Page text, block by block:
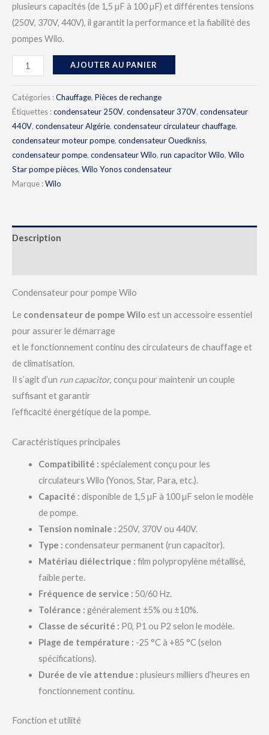
plusieurs capacités (de 1,5 µF à 100 µF) et différentes tensions
(250V, 370V, 440V), il garantit la performance et la fiabilité des
pompes Wilo.
AJOUTER AU PANIER
Catégories :Chauffage, Pièces de rechange
Étiquettes :condensateur 250V, condensateur 370V, condensateur
440V, condensateur Algérie, condensateur circulateur chauffage,
condensateur moteur pompe, condensateur Ouedkniss,
condensateur pompe, condensateur Wilo, run capacitor Wilo, Wilo
Star pompe pièces, Wilo Yonos condensateur
Marque :Wilo
Description
Condensateur pour pompe Wilo
Le condensateur de pompe Wilo est un accessoire essentiel
pour assurer le démarrage
et le fonctionnement continu des circulateurs de chauffage et
de climatisation.
Il s’agit d’un run capacitor, conçu pour maintenir un couple
suffisant et garantir
l’efficacité énergétique de la pompe.
Caractéristiques principales
Compatibilité : spécialement conçu pour les
circulateurs Wilo (Yonos, Star, Para, etc.).
Capacité : disponible de 1,5 µF à 100 µF selon le modèle
de pompe.
Tension nominale : 250V, 370V ou 440V.
Type : condensateur permanent (run capacitor).
Matériau diélectrique : film polypropylène métallisé,
faible perte.
Fréquence de service : 50/60 Hz.
Tolérance : généralement ±5% ou ±10%.
Classe de sécurité : P0, P1 ou P2 selon le modèle.
Plage de température : -25 °C à +85 °C (selon
spécifications).
Durée de vie attendue : plusieurs milliers d’heures en
fonctionnement continu.
Fonction et utilité